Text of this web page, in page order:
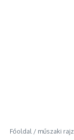
Főoldal / műszaki rajz